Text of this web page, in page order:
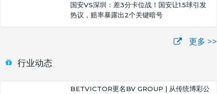
国安VS深圳：差3分卡位战！国安让1.5球引发
热议，赔率暴露出2个关键暗号
更多 >>
行业动态
BETVICTOR更名BV GROUP | 从传统博彩公